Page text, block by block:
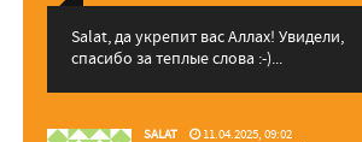
Salat, да укрепит вас Аллаx! Увидели,
спасибо за теплые слова :-)...
SALAT 11.04.2025, 09:02